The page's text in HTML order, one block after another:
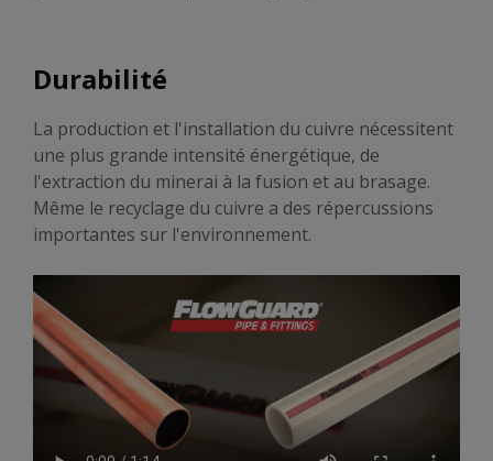
Durabilité
La production et l'installation du cuivre nécessitent
une plus grande intensité énergétique, de
l'extraction du minerai à la fusion et au brasage.
Même le recyclage du cuivre a des répercussions
importantes sur l'environnement.